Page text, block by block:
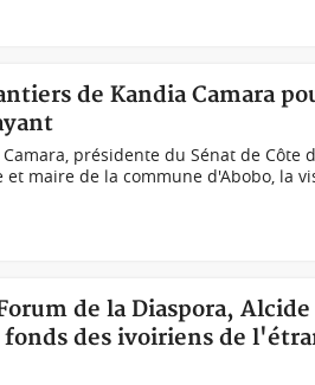
de Kandia Camara
présidente du Sénat de Côte
maire de la commune d'Abobo, la
de la Diaspora,
des ivoiriens de